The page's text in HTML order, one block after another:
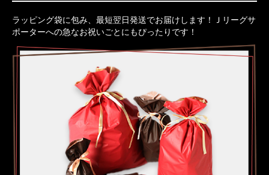
ラッピング袋に包み、最短翌日発送でお届けします！Ｊリーグサ
ポーターへの急なお祝いごとにもぴったりです！